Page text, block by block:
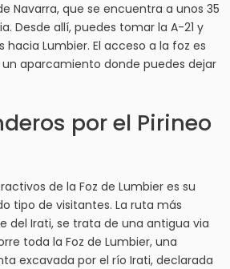
Navarra, que se encuentra a unos 35
Desde allí, puedes tomar la A-21 y
hacia Lumbier. El acceso a la foz es
aparcamiento donde puedes dejar
por el Pirineo
de la Foz de Lumbier es su
tipo de visitantes. La ruta más
del Irati, se trata de una antigua via
toda la Foz de Lumbier, una
excavada por el río Irati, declarada